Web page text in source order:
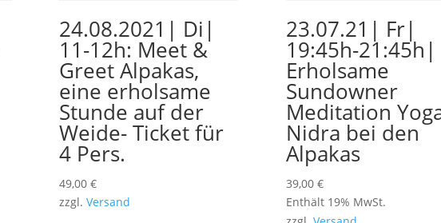
24.08.2021| Di|
11-12h: Meet &
Greet Alpakas,
eine erholsame
Stunde auf der
Weide- Ticket für
4 Pers.
49,00 €
zzgl. Versand
23.07.21| Fr|
19:45h-21:45h|
Erholsame
Sundowner
Meditation
Nidra bei den
Alpakas
39,00 €
Enthält 19% MwSt.